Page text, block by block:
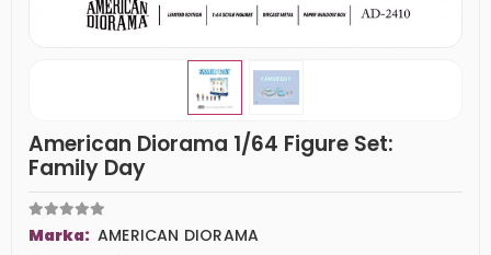
American Diorama 1/64 Figure Set:
Family Day
Marka: AMERICAN DIORAMA